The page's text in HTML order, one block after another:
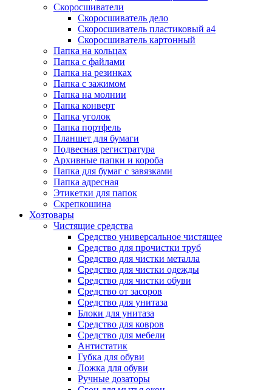
Скоросшиватели
Скоросшиватель дело
Скоросшиватель пластиковый а4
Скоросшиватель картонный
Папка на кольцах
Папка с файлами
Папка на резинках
Папка с зажимом
Папка на молнии
Папка конверт
Папка уголок
Папка портфель
Планшет для бумаги
Подвесная регистратура
Архивные папки и короба
Папка для бумаг с завязками
Папка адресная
Этикетки для папок
Скрепкошина
Хозтовары
Чистящие средства
Средство универсальное чистящее
Средство для прочистки труб
Средство для чистки металла
Средство для чистки одежды
Средство для чистки обуви
Средство от засоров
Средство для унитаза
Блоки для унитаза
Средство для ковров
Средство для мебели
Антистатик
Губка для обуви
Ложка для обуви
Ручные дозаторы